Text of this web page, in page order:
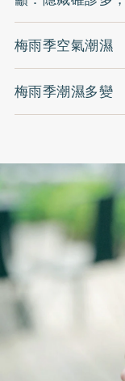
梅雨季空氣潮濕
梅雨季潮濕多變